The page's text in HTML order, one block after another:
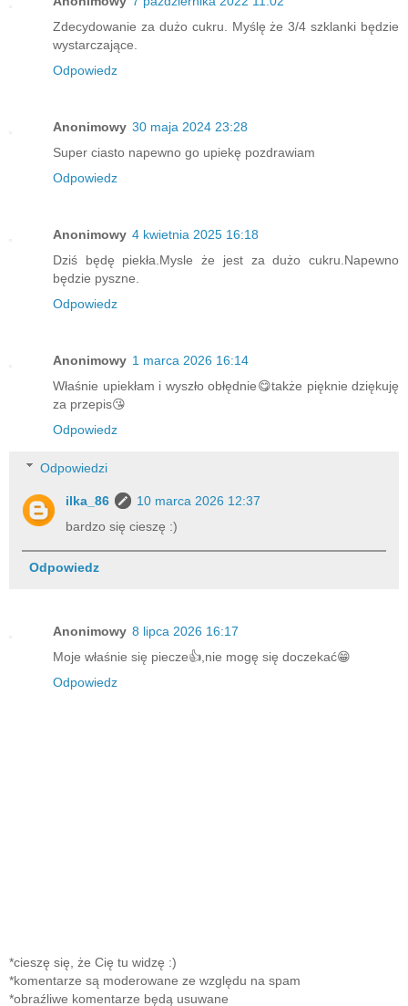
Zdecydowanie za dużo cukru. Myślę że 3/4 szklanki będzie
wystarczające.
Odpowiedz
Anonimowy 30 maja 2024 23:28
Super ciasto napewno go upiekę pozdrawiam
Odpowiedz
Anonimowy 4 kwietnia 2025 16:18
Dziś będę piekła.Mysle że jest za dużo cukru.Napewno
będzie pyszne.
Odpowiedz
Anonimowy 1 marca 2026 16:14
Właśnie upiekłam i wyszło obłędnie😋także pięknie dziękuję
za przepis😘
Odpowiedz
Odpowiedzi
ilka_86
10 marca 2026 12:37
bardzo się cieszę :)
Odpowiedz
Anonimowy 8 lipca 2026 16:17
Moje właśnie się piecze👍,nie mogę się doczekać😁
Odpowiedz
*cieszę się, że Cię tu widzę :)
*komentarze są moderowane ze względu na spam
*obraźliwe komentarze będą usuwane